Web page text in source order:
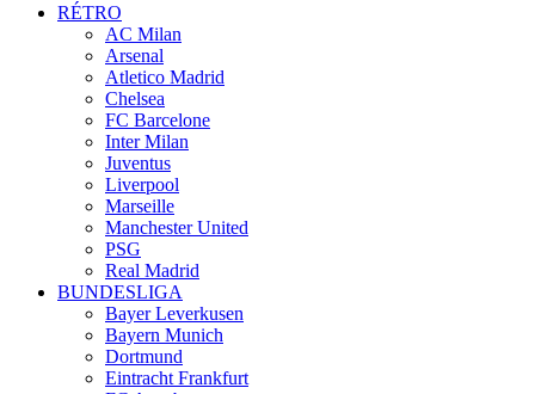
RÉTRO
AC Milan
Arsenal
Atletico Madrid
Chelsea
FC Barcelone
Inter Milan
Juventus
Liverpool
Marseille
Manchester United
PSG
Real Madrid
BUNDESLIGA
Bayer Leverkusen
Bayern Munich
Dortmund
Eintracht Frankfurt